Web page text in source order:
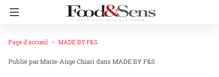
Page d'accueil MADE BY F&S
Marie-Ange Chiari dans MADE BY F&S